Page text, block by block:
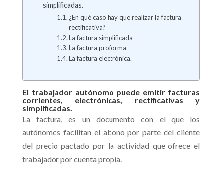
simplificadas.
¿En qué caso hay que realizar la factura
rectificativa?
La factura simplificada
La factura proforma
La factura electrónica.
El trabajador autónomo puede emitir facturas
corrientes, electrónicas, rectificativas y
simplificadas.
La factura, es un documento con el que los
autónomos facilitan el abono por parte del cliente
del precio pactado por la actividad que ofrece el
trabajador por cuenta propia.